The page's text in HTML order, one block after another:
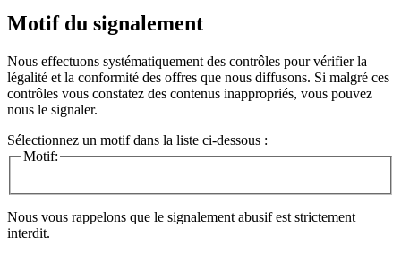
Motif du signalement
Nous effectuons systématiquement des contrôles pour vérifier la
légalité et la conformité des offres que nous diffusons. Si malgré ces
contrôles vous constatez des contenus inappropriés, vous pouvez
nous le signaler.
Sélectionnez un motif dans la liste ci-dessous :
Motif:
Nous vous rappelons que le signalement abusif est strictement
interdit.